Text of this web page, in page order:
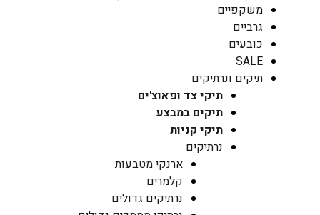
משקפיים
גרביים
כובעים
SALE
תיקים ונרתיקים
תיקי צד ופאוצ'ים
תיקים במבצע
תיקי קניות
נרתיקים
ארנקי מטבעות
קלמרים
נרתיקים גדולים